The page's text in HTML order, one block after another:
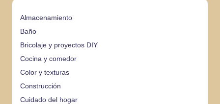
Almacenamiento
Baño
Bricolaje y proyectos DIY
Cocina y comedor
Color y texturas
Construcción
Cuidado del hogar